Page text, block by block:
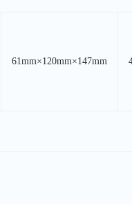
61mm×120mm×147mm